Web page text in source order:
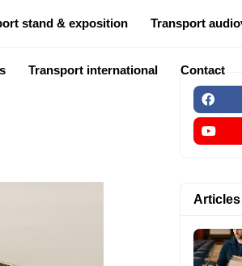
stand & exposition Transport
Transport international Contact